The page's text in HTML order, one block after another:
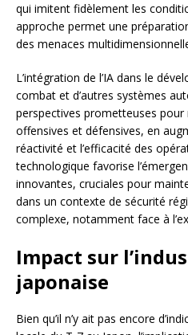
qui imitent fidèlement les
approche permet une
des menaces
L’intégration de l’IA dans le
combat et d’autres systèmes
perspectives prometteuses
offensives et défensives, en
réactivité et l’efficacité des
technologique favorise
innovantes, cruciales pour
dans un contexte de sécurité
complexe, notamment face à
Impact sur
japonaise
Bien qu’il n’y ait pas encore